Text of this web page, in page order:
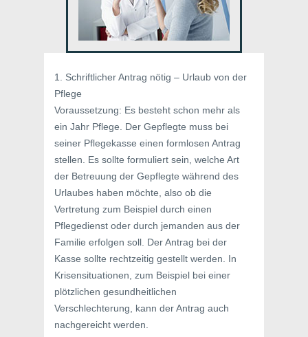
1. Schriftlicher Antrag nötig – Urlaub von der
Pflege
Voraussetzung: Es besteht schon mehr als
ein Jahr Pflege. Der Gepflegte muss bei
seiner Pflegekasse einen formlosen Antrag
stellen. Es sollte formuliert sein, welche Art
der Betreuung der Gepflegte während des
Urlaubes haben möchte, also ob die
Vertretung zum Beispiel durch einen
Pflegedienst oder durch jemanden aus der
Familie erfolgen soll. Der Antrag bei der
Kasse sollte rechtzeitig gestellt werden. In
Krisensituationen, zum Beispiel bei einer
plötzlichen gesundheitlichen
Verschlechterung, kann der Antrag auch
nachgereicht werden.